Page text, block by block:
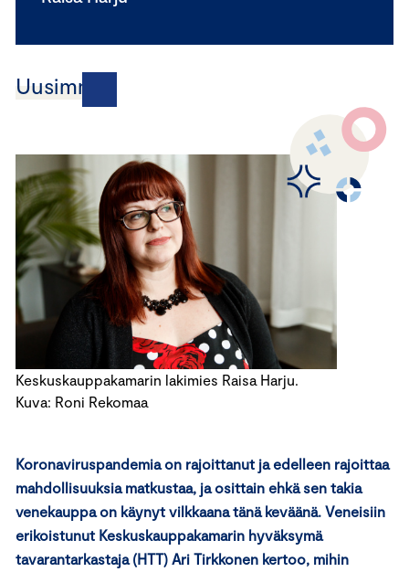
Uusimmat
Keskuskauppakamarin lakimies Raisa Harju.
Kuva: Roni Rekomaa
Koronaviruspandemia on rajoittanut ja edelleen rajoittaa
mahdollisuuksia matkustaa, ja osittain ehkä sen takia
venekauppa on käynyt vilkkaana tänä keväänä. Veneisiin
erikoistunut Keskuskauppakamarin hyväksymä
tavarantarkastaja (HTT) Ari Tirkkonen kertoo, mihin